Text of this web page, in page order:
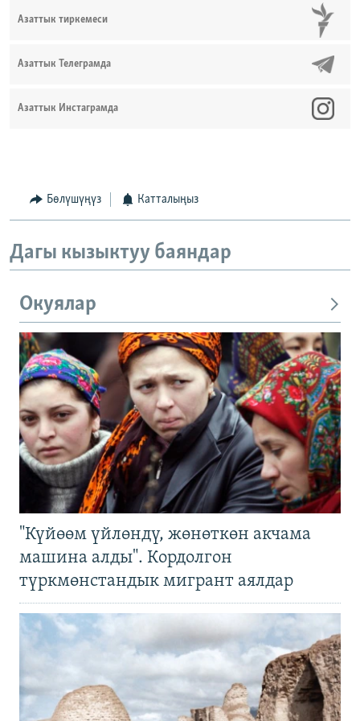
Азаттык тиркемеси
Азаттык Телеграмда
Азаттык Инстаграмда
Бөлүшүңүз Катталыңыз
Дагы кызыктуу баяндар
Окуялар
"Күйөөм үйлөндү, жөнөткөн акчама
машина алды". Кордолгон
түркмөнстандык мигрант аялдар